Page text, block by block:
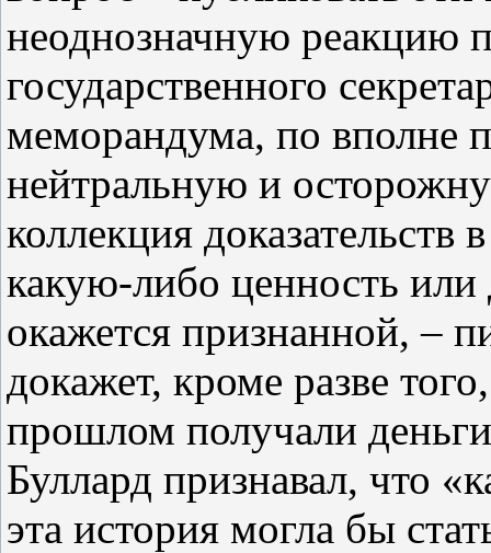
неоднозначную реакцию
государственного
меморандума, по вполне
нейтральную и
коллекция
какую‑либо ценность
окажется признанной, –
докажет, кроме разве
прошлом получали
Буллард признавал, что
эта история могла бы